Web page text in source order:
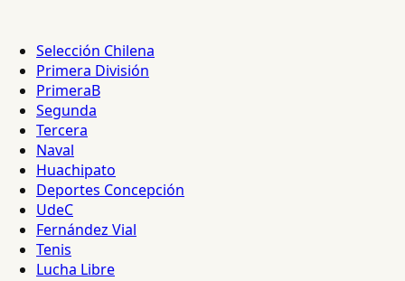
Selección Chilena
Primera División
PrimeraB
Segunda
Tercera
Naval
Huachipato
Deportes Concepción
UdeC
Fernández Vial
Tenis
Lucha Libre